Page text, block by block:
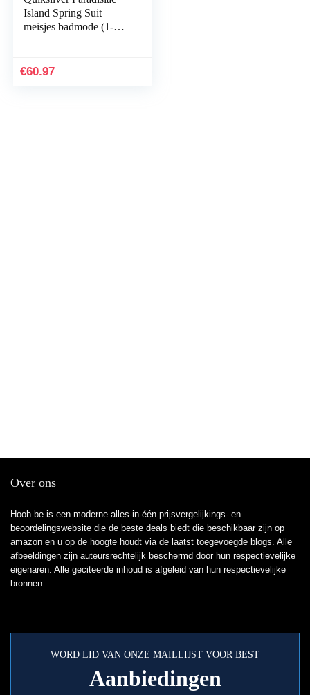
Island Spring Suit
meisjes badmode (1-
€60.97
Over ons
Hooh.be is een moderne alles-in-één prijsvergelijkings- en
beoordelingswebsite die de beste deals biedt die beschikbaar zijn op
amazon en u op de hoogte houdt via de laatst toegevoegde blogs. Alle
afbeeldingen zijn auteursrechtelijk beschermd door hun respectievelijke
eigenaren. Alle geciteerde inhoud is afgeleid van hun respectievelijke
bronnen.
WORD LID VAN ONZE MAILLIJST VOOR BEST
Aanbiedingen